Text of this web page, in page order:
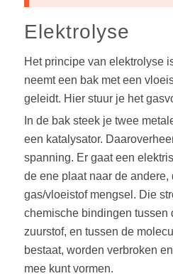
Elektrolyse
Het principe van elektrolyse
neemt een bak met een
geleidt. Hier stuur je het
In de bak steek je twee
een katalysator.
spanning. Er gaat een
de ene plaat naar de andere,
gas/vloeistof mengsel. Die
chemische bindingen tussen
zuurstof, en tussen de
bestaat, worden verbroken
mee kunt vormen.